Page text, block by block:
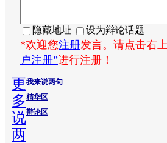
隐藏地址 设为辩论话题
*欢迎您注册发言。请点击右
户注册”进行注册！
我来说两句
精华区
辩论区
更
多
说
两